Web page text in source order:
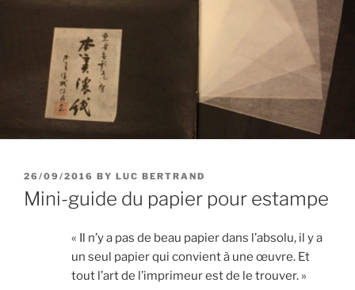
POSTED
ON
26/09/2016 BY LUC BERTRAND
Mini-guide du papier pour estampe
« Il n’y a pas de beau papier dans l’absolu, il y a
un seul papier qui convient à une œuvre. Et
tout l’art de l’imprimeur est de le trouver. »